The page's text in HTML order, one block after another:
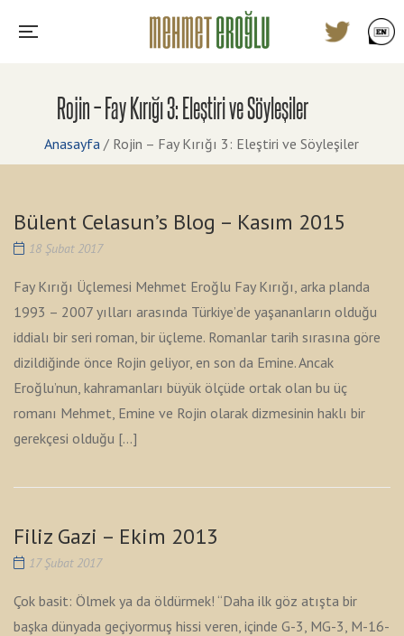
Rojin – Fay Kırığı 3: Eleştiri ve Söyleşiler
Anasayfa / Rojin – Fay Kırığı 3: Eleştiri ve Söyleşiler
Bülent Celasun’s Blog – Kasım 2015
18 Şubat 2017
Fay Kırığı Üçlemesi Mehmet Eroğlu Fay Kırığı, arka planda
1993 – 2007 yılları arasında Türkiye’de yaşananların olduğu
iddialı bir seri roman, bir üçleme. Romanlar tarih sırasına göre
dizildiğinde önce Rojin geliyor, en son da Emine. Ancak
Eroğlu’nun, kahramanları büyük ölçüde ortak olan bu üç
romanı Mehmet, Emine ve Rojin olarak dizmesinin haklı bir
gerekçesi olduğu […]
Filiz Gazi – Ekim 2013
17 Şubat 2017
Çok basit: Ölmek ya da öldürmek! “Daha ilk göz atışta bir
başka dünyada geçiyormuş hissi veren, içinde G-3, MG-3, M-16-